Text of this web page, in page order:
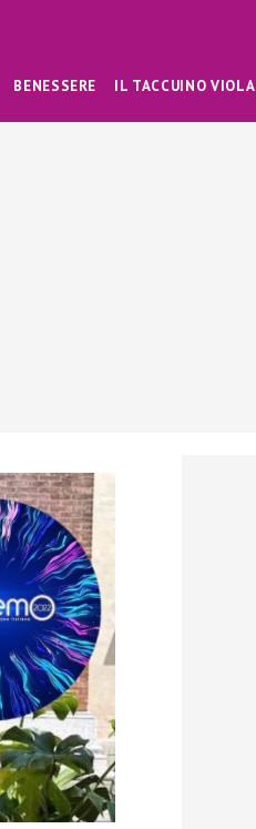
BENESSERE IL TACCUINO VIOLA